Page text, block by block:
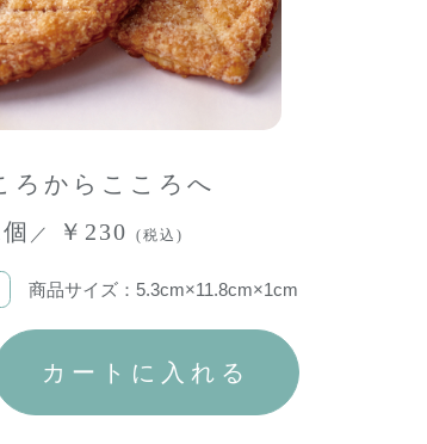
ろからこころへ
／ ￥230 (税込)
商品サイズ：5.3cm×11.8cm×1cm